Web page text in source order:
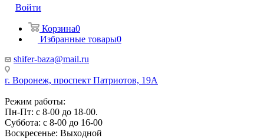
Войти
Корзина0
Избранные товары0
shifer-baza@mail.ru
г. Воронеж, проспект Патриотов, 19А
Режим работы:
Пн-Пт: с 8-00 до 18-00.
Суббота: с 8-00 до 16-00
Воскресенье: Выходной